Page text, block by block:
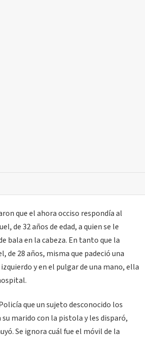
que el ahora occiso respondía al
de 32 años de edad, a quien se le
bala en la cabeza. En tanto que la
de 28 años, misma que padeció una
y en el pulgar de una mano, ella
que un sujeto desconocido los
marido con la pistola y les disparó,
Se ignora cuál fue el móvil de la